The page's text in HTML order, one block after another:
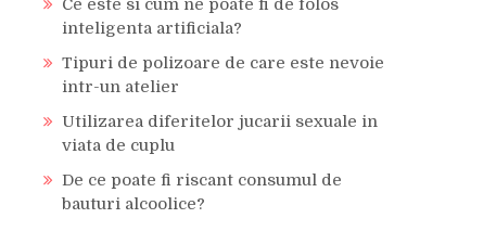
Ce este si cum ne poate fi de folos
inteligenta artificiala?
Tipuri de polizoare de care este nevoie
intr-un atelier
Utilizarea diferitelor jucarii sexuale in
viata de cuplu
De ce poate fi riscant consumul de
bauturi alcoolice?